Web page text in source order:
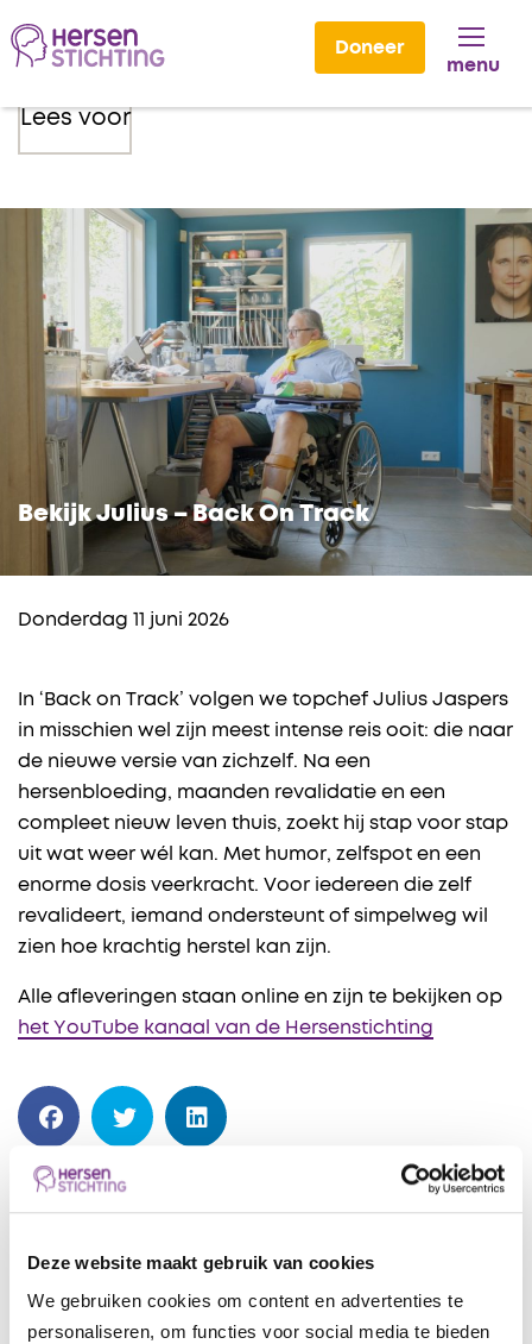
Deze website maakt gebruik van cookies
We gebruiken cookies om content en advertenties te
personaliseren, om functies voor social media te bieden
Doneer
menu
Lees voor
Bekijk Julius – Back On Track
Donderdag 11 juni 2026
In ‘Back on Track’ volgen we topchef Julius Jaspers
in misschien wel zijn meest intense reis ooit: die naar
de nieuwe versie van zichzelf. Na een
hersenbloeding, maanden revalidatie en een
compleet nieuw leven thuis, zoekt hij stap voor stap
uit wat weer wél kan. Met humor, zelfspot en een
enorme dosis veerkracht. Voor iedereen die zelf
revalideert, iemand ondersteunt of simpelweg wil
zien hoe krachtig herstel kan zijn.​
Alle afleveringen staan online en zijn te bekijken op
het YouTube kanaal van de Hersenstichting
Misschien ook interessant
Toekomstbestendige zorg
begint ook met goede slaap